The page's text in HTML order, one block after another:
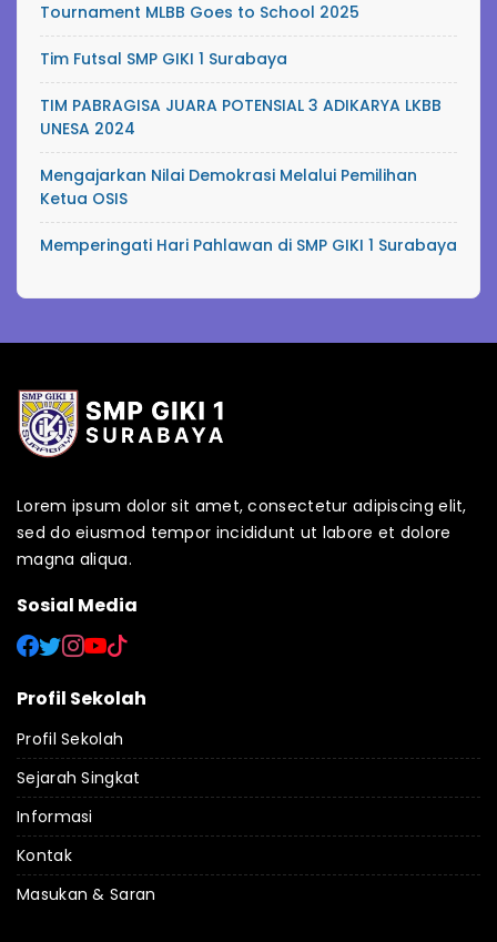
Tournament MLBB Goes to School 2025
Tim Futsal SMP GIKI 1 Surabaya
TIM PABRAGISA JUARA POTENSIAL 3 ADIKARYA LKBB
UNESA 2024
Mengajarkan Nilai Demokrasi Melalui Pemilihan
Ketua OSIS
Memperingati Hari Pahlawan di SMP GIKI 1 Surabaya
Lorem ipsum dolor sit amet, consectetur adipiscing elit,
sed do eiusmod tempor incididunt ut labore et dolore
magna aliqua.
Sosial Media
Profil Sekolah
Profil Sekolah
Sejarah Singkat
Informasi
Kontak
Masukan & Saran